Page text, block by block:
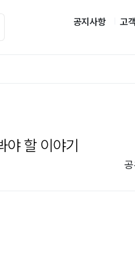
공지사항 고
야 할 이야기